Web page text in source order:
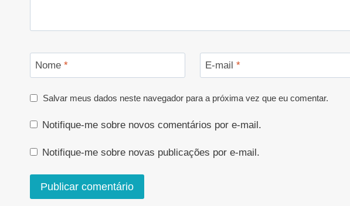
Nome * E-mail *
Salvar meus dados neste navegador para a próxima vez que eu comentar.
Notifique-me sobre novos comentários por e-mail.
Notifique-me sobre novas publicações por e-mail.